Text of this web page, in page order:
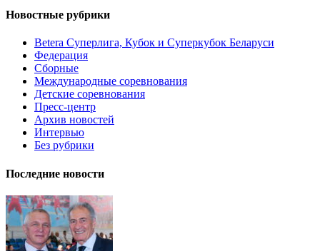
Новостные рубрики
Betera Суперлига, Кубок и Суперкубок Беларуси
Федерация
Сборные
Международные соревнования
Детские соревнования
Пресс-центр
Архив новостей
Интервью
Без рубрики
Последние новости